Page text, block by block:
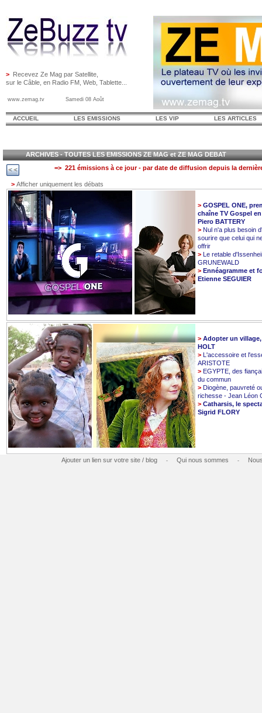
> Recevez Ze Mag par Satellite,
sur le Câble, en Radio FM, Web, Tablette...
www.zemag.tv Samedi 08 Août
ACCUEIL LES EMISSIONS LES VIP LES ARTICLES
ARCHIVES - TOUTES LES EMISSIONS ZE MAG et ZE MAG DEBAT
=> 221 émissions à ce jour - par date de diffusion depuis la
> Afficher uniquement les débats
> GOSPEL ONE,
chaîne TV Gospel
Piero BATTERY
> Nul n'a plus besoin
sourire que celui qui
offrir
> Le retable
GRUNEWALD
> Ennéagramme et
Etienne SEGUIER
> Adopter un
HOLT
> L'accessoire et
ARISTOTE
> EGYPTE, des
du commun
> Diogène, pauvreté
richesse - Jean Léon
> Catharsis, le
Sigrid FLORY
Ajouter un lien sur votre site / blog - Qui nous sommes -